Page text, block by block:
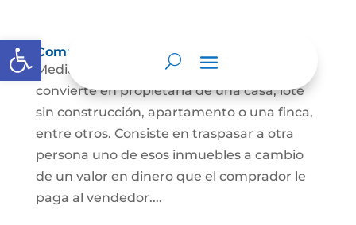
Abrir barra de herramientas
Compraventa de inmuebles
Mediante este contrato, una persona se
convierte en propietaria de una casa, lote
sin construcción, apartamento o una finca,
entre otros. Consiste en traspasar a otra
persona uno de esos inmuebles a cambio
de un valor en dinero que el comprador le
paga al vendedor....